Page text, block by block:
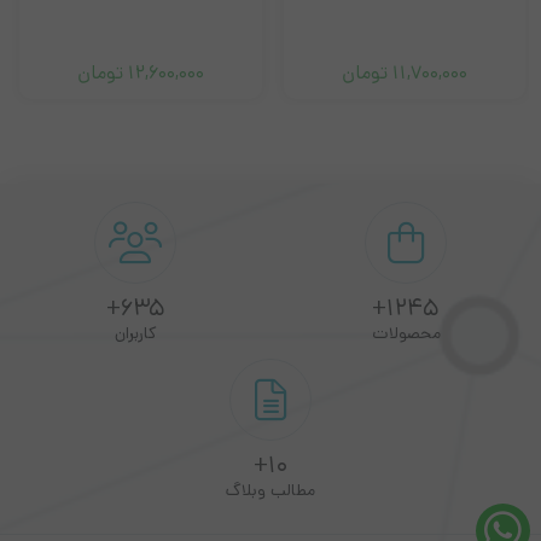
این شرکت در سال ۱۹۷۶ محصولات دیتالاجیک وارد کشور ژاپن شد ، به
به عنوان اولین نماینده ی آمریکا فعالیت خود را آغاز کرد و بعد از آن
شرکت Data Logic برای تقویت شبکه فروش و خدمات به مشتریانش ،
برای تمام کشورهای قاره اروپا نماینده رسمی قرار داد و طرفداران بسیاری
را بدست آورد. سپس در سال 1980 توانست مکانیسم قوی تری در
دستگاه های براکدخوان خود به کارببرد که از آن به عنوان اسکن نوری در
11,700,000 تومان 12,600,000 تومان
1245+
محصولات
635+
کاربران
10+
مطالب وبلاگ